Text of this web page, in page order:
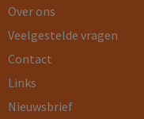
Over ons
Veelgestelde vragen
Contact
Links
Nieuwsbrief